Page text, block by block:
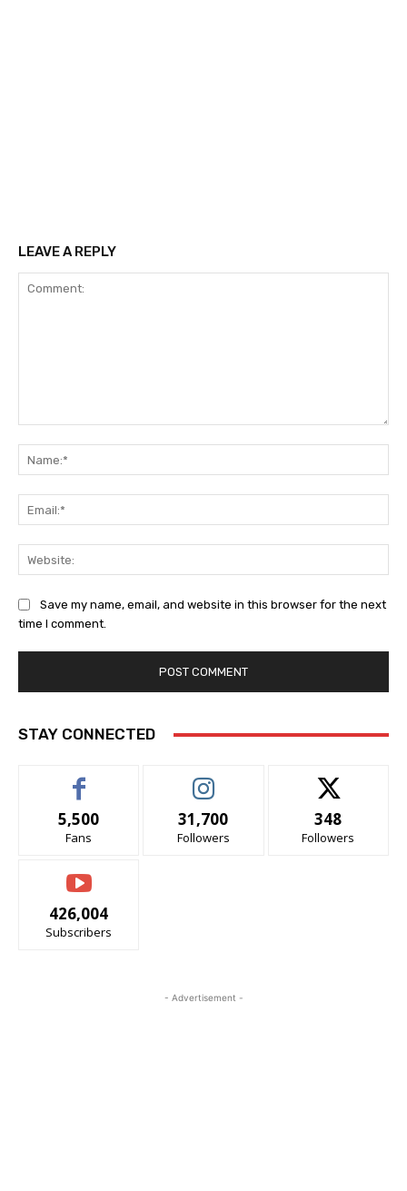
LEAVE A REPLY
Save my name, email, and website in this browser for the next
time I comment.
STAY CONNECTED
5,500
Fans
31,700
Followers
348
Followers
426,004
Subscribers
- Advertisement -